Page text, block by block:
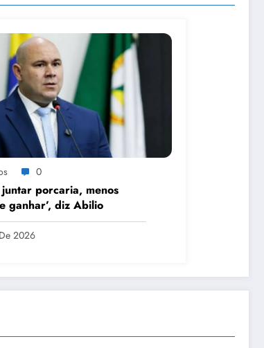
0
juntar porcaria, menos
ganhar’, diz Abilio
2026